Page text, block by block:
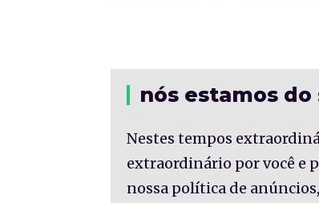
nós estamos
Nestes tempos
extraordinário por você e
nossa política de